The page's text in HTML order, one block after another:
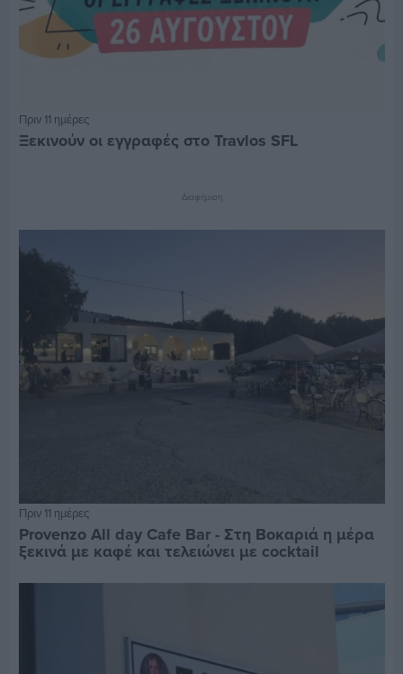
Πριν 11 ημέρες
Ξεκινούν οι εγγραφές στο Travlos SFL
Διαφήμιση
Πριν 11 ημέρες
Provenzo All day Cafe Bar - Στη Βοκαριά η μέρα
ξεκινά με καφέ και τελειώνει με cocktail